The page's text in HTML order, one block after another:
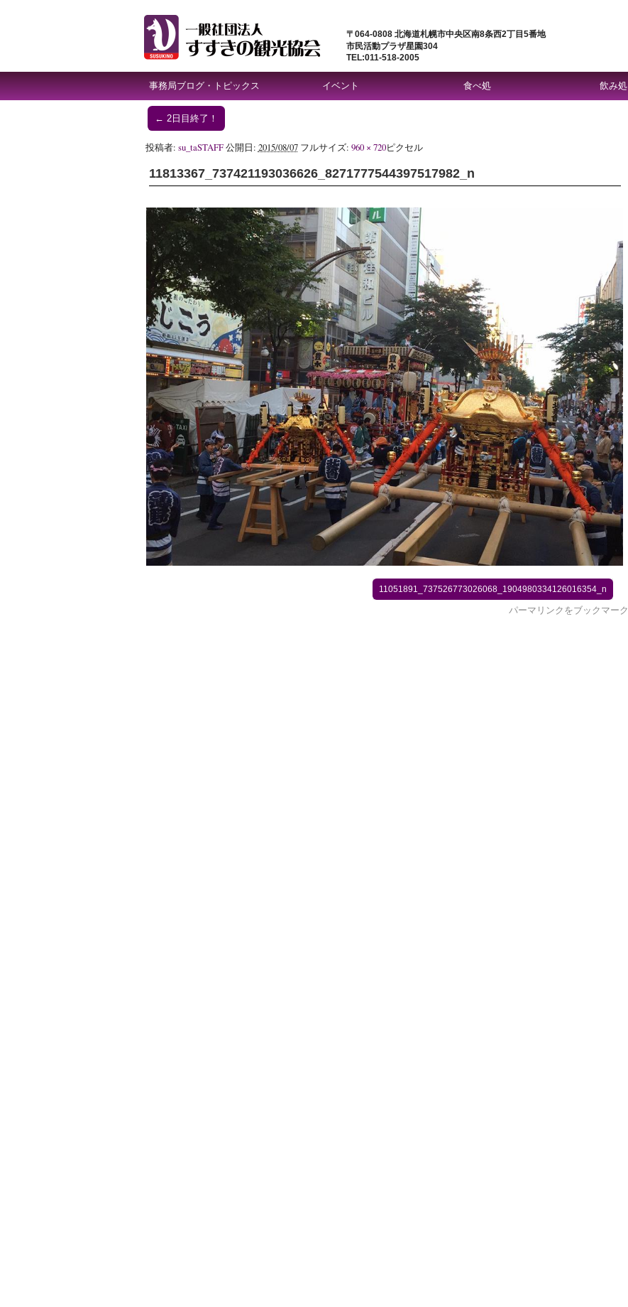
〒064-0808 北海道札幌市中央区南8条西2丁目5番地
市民活動プラザ星園304
TEL:011-518-2005
事務局ブログ・トピックス イベント 食べ処 飲み処
← 2日目終了！
投稿者: su_taSTAFF公開日: 2015/08/07 フルサイズ: 960 × 720ピクセル
11813367_737421193036626_8271777544397517982_n
11051891_737526773026068_1904980334126016354_n
パーマリンク をブックマーク